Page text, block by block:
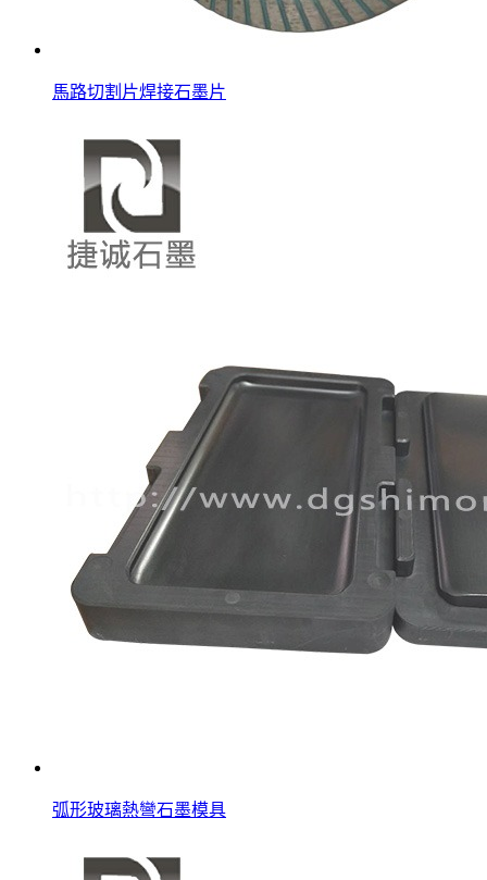
馬路切割片焊接石墨片
弧形玻璃熱彎石墨模具